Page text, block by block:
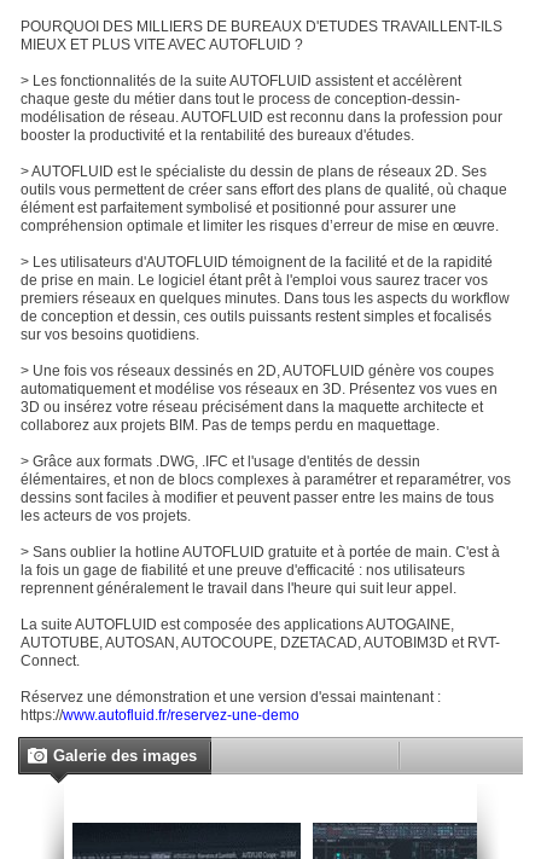
POURQUOI DES MILLIERS DE BUREAUX D'ETUDES TRAVAILLENT-ILS
MIEUX ET PLUS VITE AVEC AUTOFLUID ?
> Les fonctionnalités de la suite AUTOFLUID assistent et accélèrent
chaque geste du métier dans tout le process de conception-dessin-
modélisation de réseau. AUTOFLUID est reconnu dans la profession pour
booster la productivité et la rentabilité des bureaux d'études.
> AUTOFLUID est le spécialiste du dessin de plans de réseaux 2D. Ses
outils vous permettent de créer sans effort des plans de qualité, où chaque
élément est parfaitement symbolisé et positionné pour assurer une
compréhension optimale et limiter les risques d’erreur de mise en œuvre.
> Les utilisateurs d'AUTOFLUID témoignent de la facilité et de la rapidité
de prise en main. Le logiciel étant prêt à l'emploi vous saurez tracer vos
premiers réseaux en quelques minutes. Dans tous les aspects du workflow
de conception et dessin, ces outils puissants restent simples et focalisés
sur vos besoins quotidiens.
> Une fois vos réseaux dessinés en 2D, AUTOFLUID génère vos coupes
automatiquement et modélise vos réseaux en 3D. Présentez vos vues en
3D ou insérez votre réseau précisément dans la maquette architecte et
collaborez aux projets BIM. Pas de temps perdu en maquettage.
> Grâce aux formats .DWG, .IFC et l'usage d'entités de dessin
élémentaires, et non de blocs complexes à paramétrer et reparamétrer, vos
dessins sont faciles à modifier et peuvent passer entre les mains de tous
les acteurs de vos projets.
> Sans oublier la hotline AUTOFLUID gratuite et à portée de main. C'est à
la fois un gage de fiabilité et une preuve d'efficacité : nos utilisateurs
reprennent généralement le travail dans l'heure qui suit leur appel.
La suite AUTOFLUID est composée des applications AUTOGAINE,
AUTOTUBE, AUTOSAN, AUTOCOUPE, DZETACAD, AUTOBIM3D et RVT-
Connect.
Réservez une démonstration et une version d'essai maintenant :
https://www.autofluid.fr/reservez-une-demo
Galerie des images